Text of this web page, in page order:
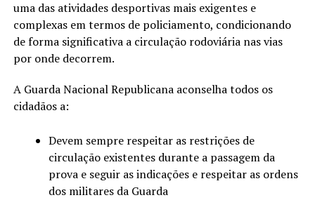
uma das atividades desportivas mais exigentes e
complexas em termos de policiamento, condicionando
de forma significativa a circulação rodoviária nas vias
por onde decorrem.
A Guarda Nacional Republicana aconselha todos os
cidadãos a:
Devem sempre respeitar as restrições de
circulação existentes durante a passagem da
prova e seguir as indicações e respeitar as ordens
dos militares da Guarda